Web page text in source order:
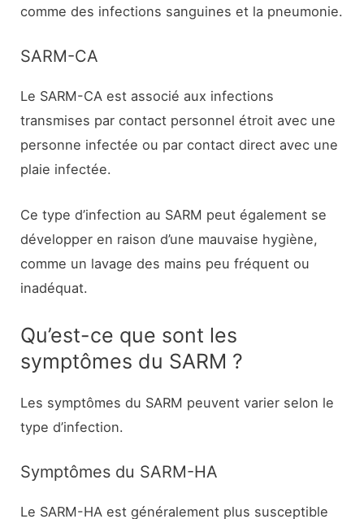
comme des infections sanguines et la pneumonie.
SARM-CA
Le SARM-CA est associé aux infections
transmises par contact personnel étroit avec une
personne infectée ou par contact direct avec une
plaie infectée.
Ce type d’infection au SARM peut également se
développer en raison d’une mauvaise hygiène,
comme un lavage des mains peu fréquent ou
inadéquat.
Qu’est-ce que sont les
symptômes du SARM ?
Les symptômes du SARM peuvent varier selon le
type d’infection.
Symptômes du SARM-HA
Le SARM-HA est généralement plus susceptible